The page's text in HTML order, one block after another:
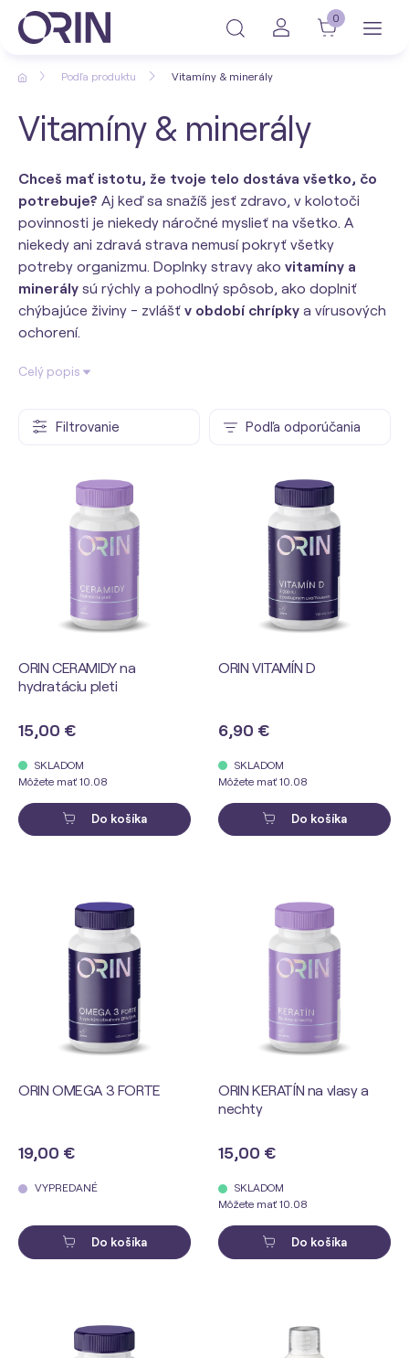
0
Podľa produktu Vitamíny & minerály
Vitamíny & minerály
Chceš mať istotu, že tvoje telo dostáva všetko, čo
potrebuje? Aj keď sa snažíš jesť zdravo, v kolotoči
povinnosti je niekedy náročné myslieť na všetko. A
niekedy ani zdravá strava nemusí pokryť všetky
potreby organizmu. Doplnky stravy ako vitamíny a
minerály sú rýchly a pohodlný spôsob, ako doplniť
chýbajúce živiny - zvlášť v období chrípky a vírusových
ochorení.
Celý popis
Filtrovanie Podľa odporúčania
ORIN CERAMIDY na
hydratáciu pleti
15,00 €
SKLADOM
Môžete mať 10.08
Do košíka
ORIN VITAMÍN D
6,90 €
SKLADOM
Môžete mať 10.08
Do košíka
ORIN OMEGA 3 FORTE
19,00 €
VYPREDANÉ
Do košíka
ORIN KERATÍN na vlasy a
nechty
15,00 €
SKLADOM
Môžete mať 10.08
Do košíka